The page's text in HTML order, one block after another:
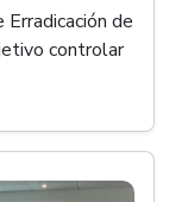
de
controlar